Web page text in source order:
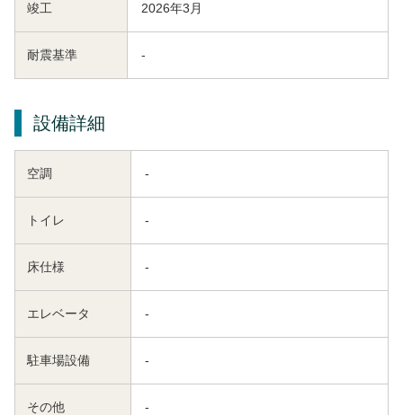
竣工 2026年3月
耐震基準 -
設備詳細
空調 -
トイレ -
床仕様 -
エレベータ -
駐車場設備 -
その他 -